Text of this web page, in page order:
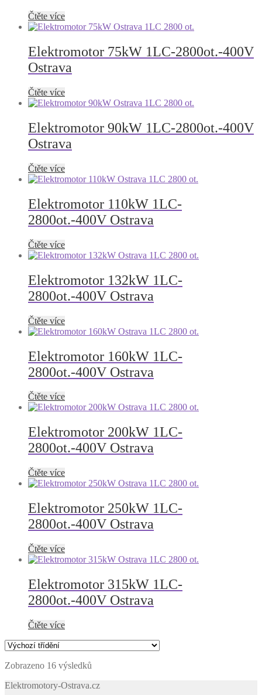
Čtěte více
Elektromotor 75kW 1LC-2800ot.-400V
Ostrava
Čtěte více
Elektromotor 90kW 1LC-2800ot.-400V
Ostrava
Čtěte více
Elektromotor 110kW 1LC-
2800ot.-400V Ostrava
Čtěte více
Elektromotor 132kW 1LC-
2800ot.-400V Ostrava
Čtěte více
Elektromotor 160kW 1LC-
2800ot.-400V Ostrava
Čtěte více
Elektromotor 200kW 1LC-
2800ot.-400V Ostrava
Čtěte více
Elektromotor 250kW 1LC-
2800ot.-400V Ostrava
Čtěte více
Elektromotor 315kW 1LC-
2800ot.-400V Ostrava
Čtěte více
Zobrazeno 16 výsledků
Elektromotory-Ostrava.cz